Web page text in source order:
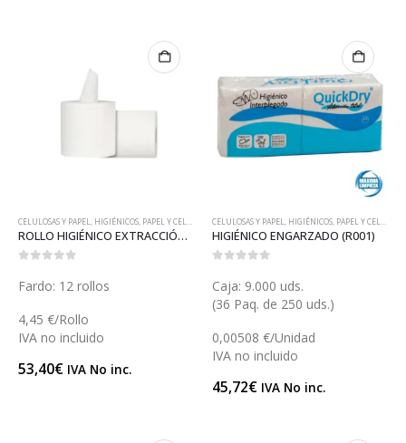
CELULOSAS Y PAPEL, HIGIÉNICOS, PAPEL Y CELULOSAS
ROLLO HIGIÉNICO EXTRACCIÓN INTERIOR (R002J)
Fardo: 12 rollos
4,45 €/Rollo
IVA no incluido
53,40€ IVA No inc.
CELULOSAS Y PAPEL, HIGIÉNICOS, PAPEL Y CELULOSAS
HIGIÉNICO ENGARZADO (R001)
Caja: 9.000 uds.
(36 Paq. de 250 uds.)
0,00508 €/Unidad
IVA no incluido
45,72€ IVA No inc.